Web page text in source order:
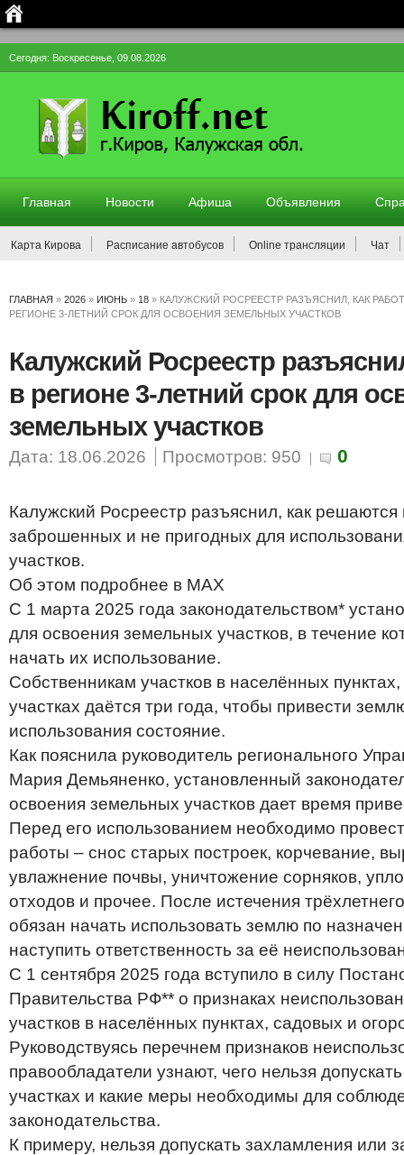
Сегодня: Воскресенье, 09.08.2026
Главная Новости Афиша Объявления
Карта Кирова Расписание автобусов Online трансляции Чат
ГЛАВНАЯ » 2026 » ИЮНЬ » 18 » КАЛУЖСКИЙ РОСРЕЕСТР РАЗЪЯСНИЛ, КАК
РЕГИОНЕ 3-ЛЕТНИЙ СРОК ДЛЯ ОСВОЕНИЯ ЗЕМЕЛЬНЫХ УЧАСТКОВ
Калужский Росреестр
в регионе 3-летний срок для
земельных участков
Дата: 18.06.2026 Просмотров: 950 0
Калужский Росреестр разъяснил, как
заброшенных и не пригодных для
участков.
Об этом подробнее в MAX
С 1 марта 2025 года законодательством*
для освоения земельных участков, в течение
начать их использование.
Собственникам участков в населённых
участках даётся три года, чтобы привести
использования состояние.
Как пояснила руководитель регионального
Мария Демьяненко, установленный
освоения земельных участков дает время
Перед его использованием необходимо
работы – снос старых построек, корчевание,
увлажнение почвы, уничтожение сорняков,
отходов и прочее. После истечения
обязан начать использовать землю по
наступить ответственность за её
С 1 сентября 2025 года вступило в силу
Правительства РФ** о признаках
участков в населённых пунктах, садовых и
Руководствуясь перечнем признаков
правообладатели узнают, чего нельзя
участках и какие меры необходимы для
законодательства.
К примеру, нельзя допускать захламления или